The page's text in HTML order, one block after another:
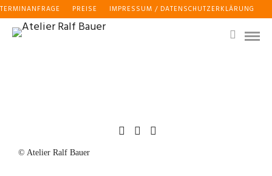
TERMINANFRAGE PREISE IMPRESSUM / DATENSCHUTZERKLÄRUNG
© Atelier Ralf Bauer